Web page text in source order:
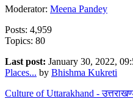
Moderator: Meena Pandey
Posts: 4,959
Topics: 80
Last post: January 30, 2022,
Places... by Bhishma Kukreti
Culture of Uttarakhand -